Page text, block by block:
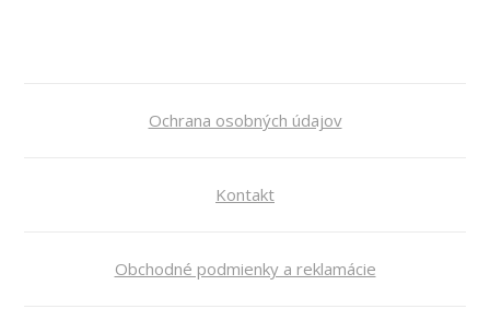
Ochrana osobných údajov
Kontakt
Obchodné podmienky a reklamácie